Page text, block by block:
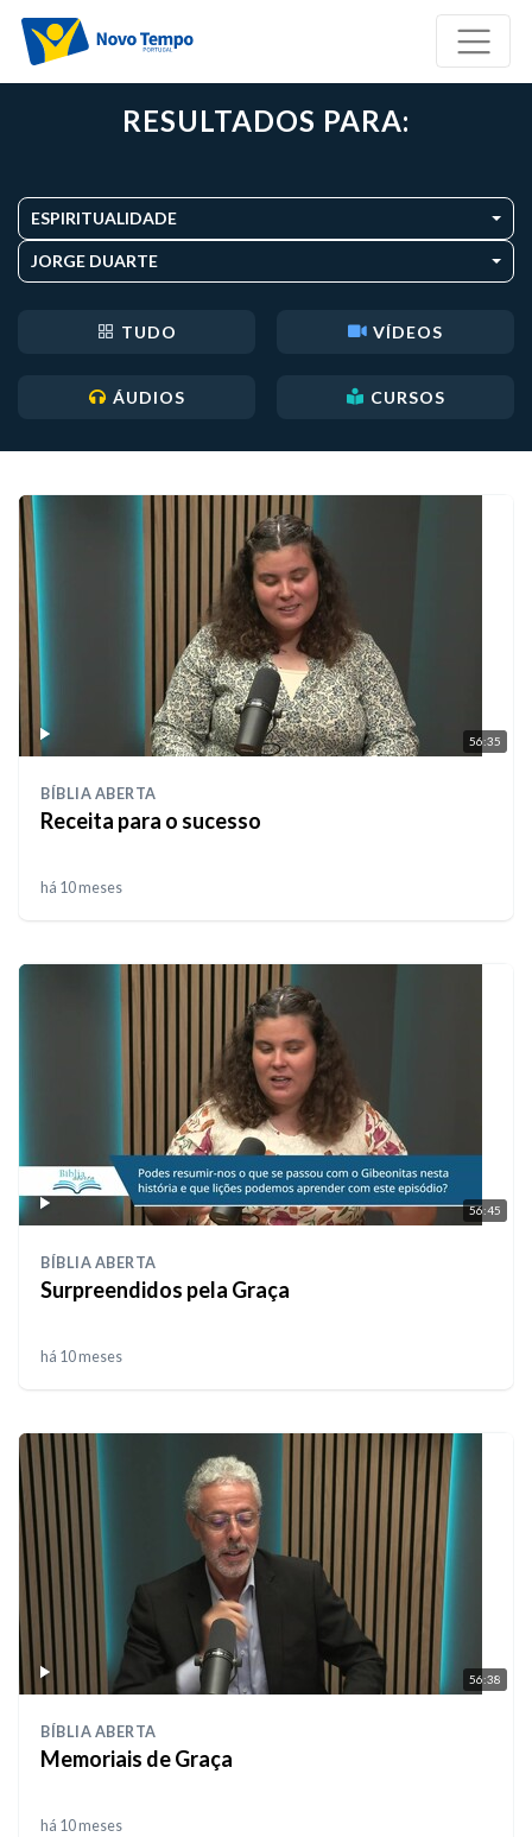
RESULTADOS PARA:
ESPIRITUALIDADE
JORGE DUARTE
TUDO VÍDEOS
ÁUDIOS CURSOS
56:35
BÍBLIA ABERTA
Receita para o sucesso
há 10 meses
56:45
BÍBLIA ABERTA
Surpreendidos pela Graça
há 10 meses
56:38
BÍBLIA ABERTA
Memoriais de Graça
há 10 meses